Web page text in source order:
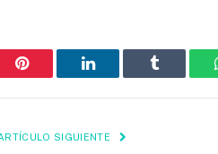
Pinterest LinkedIn Tumblr
SIGUIENTE